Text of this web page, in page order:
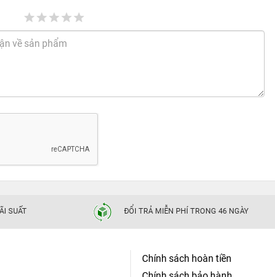
SUẤT ĐỔI TRẢ MIỄN PHÍ TRONG 46 NGÀY
Chính sách hoàn tiền